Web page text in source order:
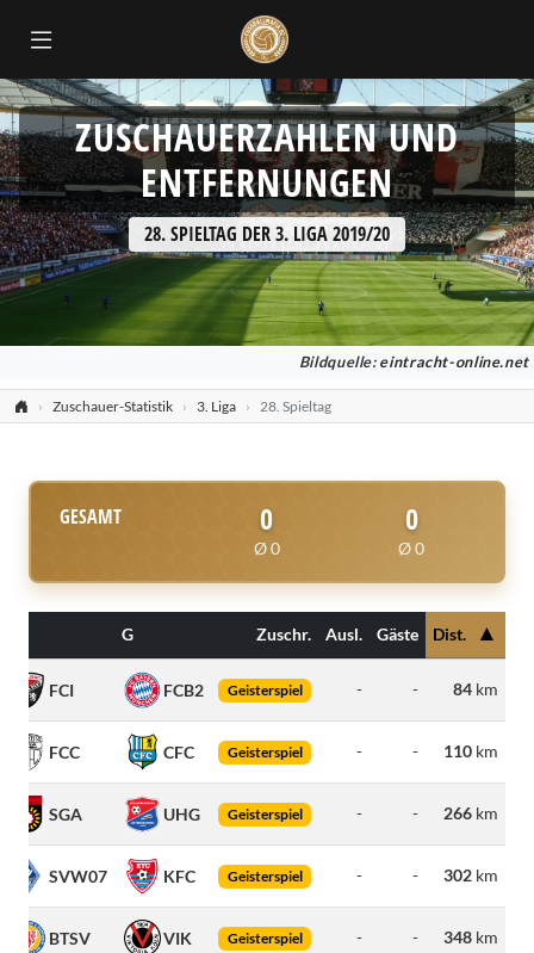
ZUSCHAUERZAHLEN UND
ENTFERNUNGEN
28. SPIELTAG DER 3. LIGA 2019/20
Bildquelle: eintracht-online.net
Zuschauer-Statistik 3. Liga 28. Spieltag
GESAMT 0
Ø 0
0
Ø 0
G Zuschr. Ausl. Gäste Dist. ▲
FCI FCB2 Geisterspiel - - 84 km
FCC CFC Geisterspiel - - 110 km
SGA UHG Geisterspiel - - 266 km
SVW07 KFC Geisterspiel - - 302 km
BTSV VIK Geisterspiel - - 348 km